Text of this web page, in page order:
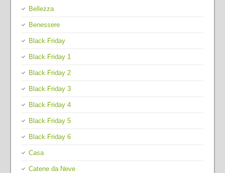
Bellezza
Benessere
Black Friday
Black Friday 1
Black Friday 2
Black Friday 3
Black Friday 4
Black Friday 5
Black Friday 6
Casa
Catene da Neve